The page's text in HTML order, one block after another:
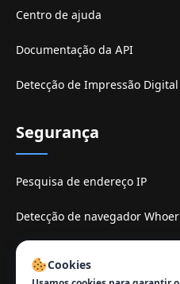
Centro de ajuda
Documentação da API
Detecção de Impressão Digital
Segurança
Pesquisa de endereço IP
Detecção de navegador Whoer
Sitio de espelhe TamilMV
Cookies